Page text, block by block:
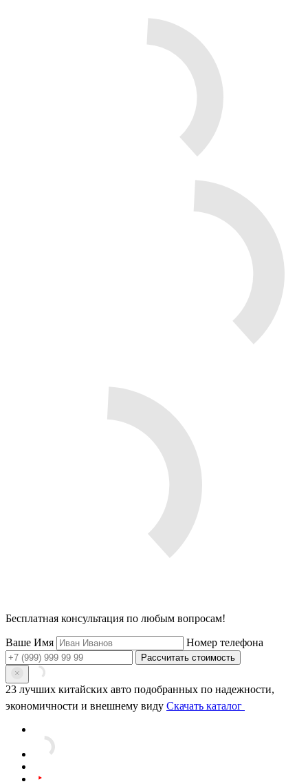
Бесплатная консультация по любым вопросам!
Ваше Имя Номер телефона
Рассчитать стоимость
23 лучших китайских авто подобранных по надежности,
экономичности и внешнему виду Скачать каталог